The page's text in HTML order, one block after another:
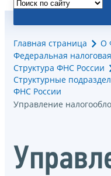
Главная страница
О
Федеральная
Структура ФНС России
Структурные
ФНС России
Управление